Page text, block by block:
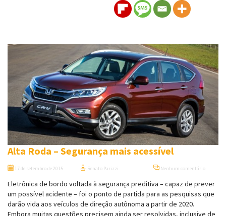
Alta Roda – Segurança mais acessível
17 de setembro de 2015 Renato Parizzi Nenhum comentário
Eletrônica de bordo voltada à segurança preditiva – capaz de prever
um possível acidente – foi o ponto de partida para as pesquisas que
darão vida aos veículos de direção autônoma a partir de 2020.
Embora muitas questões precisem ainda ser resolvidas, inclusive de